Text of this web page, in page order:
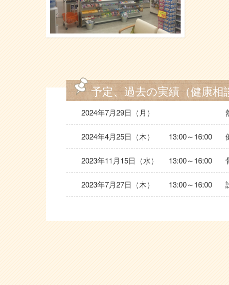
予定、過去の実績 （健康相
2024年7月29日（月）
2024年4月25日（木） 13:00～16:00
2023年11月15日（水） 13:00～16:00
2023年7月27日（木） 13:00～16:00